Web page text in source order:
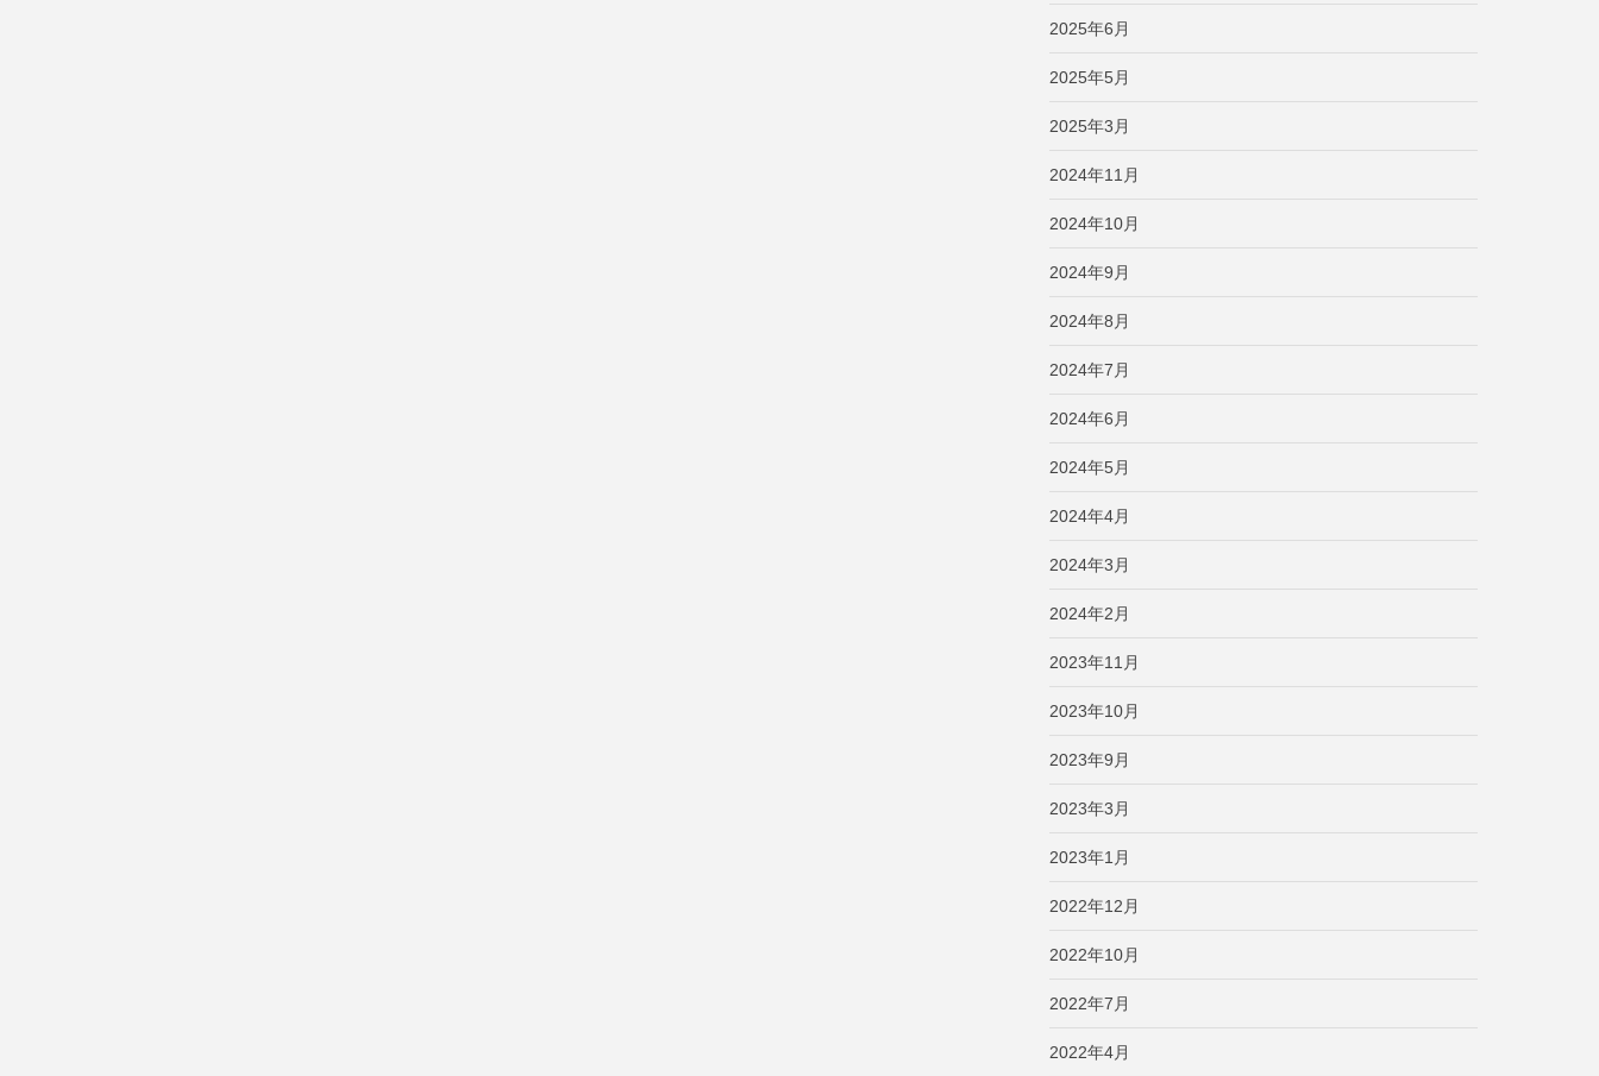
2025年6月
2025年5月
2025年3月
2024年11月
2024年10月
2024年9月
2024年8月
2024年7月
2024年6月
2024年5月
2024年4月
2024年3月
2024年2月
2023年11月
2023年10月
2023年9月
2023年3月
2023年1月
2022年12月
2022年10月
2022年7月
2022年4月